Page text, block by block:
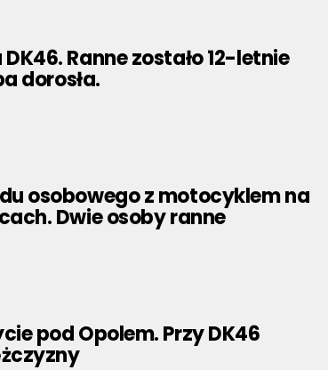
Ranne zostało 12-letnie
dorosła.
osobowego z motocyklem na
Dwie osoby ranne
pod Opolem. Przy DK46